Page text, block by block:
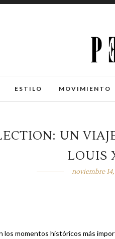
ESTILO MOVIMIENTO
UN
LOUIS
noviembre 14,
los momentos históricos más